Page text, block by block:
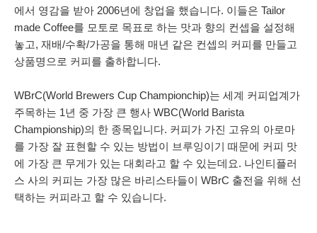
에서 영감을 받아 2006년에 창업을 했습니다. 이들은 Tailor
made Coffee를 모토로 목표로 하는 맛과 향의 컨셉을 설정해
놓고, 재배/수확/가공을 통해 매년 같은 컨셉의 커피를 만들고
상품명으로 커피를 출하합니다.
WBrC(World Brewers Cup Championchip)는 세계 커피업계가
주목하는 1년 중 가장 큰 행사 WBC(World Barista
Championship)의 한 종목입니다. 커피가 가진 고유의 아로마
를 가장 잘 표현할 수 있는 방법이 브루잉이기 때문에 커피 맛
에 가장 큰 무게가 있는 대회라고 할 수 있는데요. 나인티플러
스 사의 커피는 가장 많은 바리스타들이 WBrC 출전을 위해 선
택하는 커피라고 할 수 있습니다.